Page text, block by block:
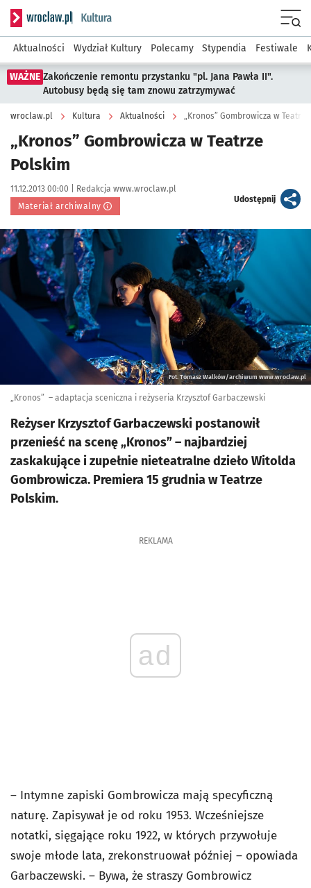
Serwis informacyjny wroclaw.pl podserwis: Kultura
Aktualności Wydział Kultury Polecamy Stypendia Festiwale
WAŻNE Zakończenie remontu przystanku "pl. Jana Pawła II".
Autobusy będą się tam znowu zatrzymywać
wroclaw.pl Kultura Aktualności „Kronos” Gombrowicza w
„Kronos” Gombrowicza w Teatrze
Polskim
Data publikacji:
11.12.2013 00:00 | Autor:
Redakcja www.wroclaw.pl
Materiał archiwalny
Udostępnijartykuł
Kliknij, aby powiększyć
Fot. Tomasz Walków/archiwum www.wroclaw.pl
„Kronos” – adaptacja sceniczna i reżyseria Krzysztof Garbaczewski
Reżyser Krzysztof Garbaczewski postanowił
przenieść na scenę „Kronos” – najbardziej
zaskakujące i zupełnie nieteatralne dzieło Witolda
Gombrowicza. Premiera 15 grudnia w Teatrze
Polskim.
REKLAMA
ad
– Intymne zapiski Gombrowicza mają specyficzną
naturę. Zapisywał je od roku 1953. Wcześniejsze
notatki, sięgające roku 1922, w których przywołuje
swoje młode lata, zrekonstruował później – opowiada
Garbaczewski. – Bywa, że straszy Gombrowicz